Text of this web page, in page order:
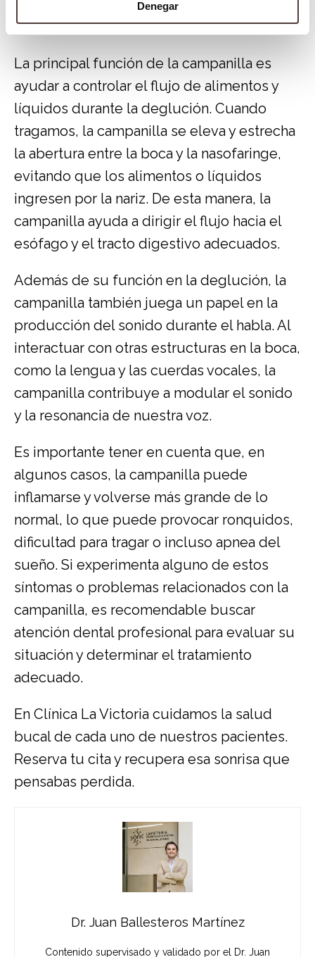
Denegar
desempeña un papel esencial en la salud y
el funcionamiento del paladar.
La principal función de la campanilla es
ayudar a controlar el flujo de alimentos y
líquidos durante la deglución. Cuando
tragamos, la campanilla se eleva y estrecha
la abertura entre la boca y la nasofaringe,
evitando que los alimentos o líquidos
ingresen por la nariz. De esta manera, la
campanilla ayuda a dirigir el flujo hacia el
esófago y el tracto digestivo adecuados.
Además de su función en la deglución, la
campanilla también juega un papel en la
producción del sonido durante el habla. Al
interactuar con otras estructuras en la boca,
como la lengua y las cuerdas vocales, la
campanilla contribuye a modular el sonido
y la resonancia de nuestra voz.
Es importante tener en cuenta que, en
algunos casos, la campanilla puede
inflamarse y volverse más grande de lo
normal, lo que puede provocar ronquidos,
dificultad para tragar o incluso apnea del
sueño. Si experimenta alguno de estos
síntomas o problemas relacionados con la
campanilla, es recomendable buscar
atención dental profesional para evaluar su
situación y determinar el tratamiento
adecuado.
En Clínica La Victoria cuidamos la salud
bucal de cada uno de nuestros pacientes.
Reserva tu cita y recupera esa sonrisa que
pensabas perdida.
Dr. Juan Ballesteros Martínez
Contenido supervisado y validado por el Dr. Juan